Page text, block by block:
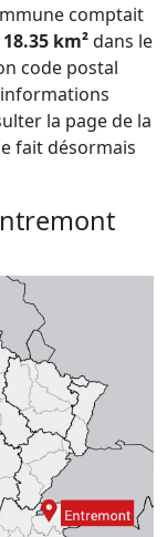
comptait
18.35 km²dans le
code postal
informations
la page de la
fait désormais